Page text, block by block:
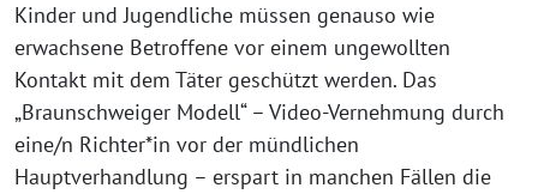
Kinder und Jugendliche müssen genauso wie
erwachsene Betroffene vor einem ungewollten
Kontakt mit dem Täter geschützt werden. Das
„Braunschweiger Modell“ – Video-Vernehmung durch
eine/n Richter*in vor der mündlichen
Hauptverhandlung – erspart in manchen Fällen die